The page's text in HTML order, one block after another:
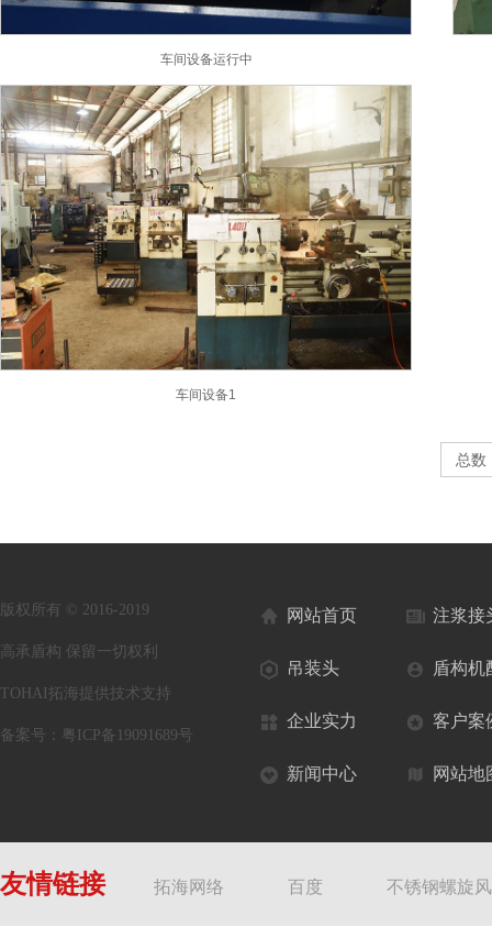
车间设备运行中
车间设备1
总数
版权所有 © 2016-2019
高承盾构 保留一切权利
TOHAI拓海提供技术支持
备案号： 粤ICP备19091689号
网站首页 注浆接
吊装头 盾构机
企业实力 客户案
新闻中心 网站地
友情链接 拓海网络 百度 不锈钢螺旋